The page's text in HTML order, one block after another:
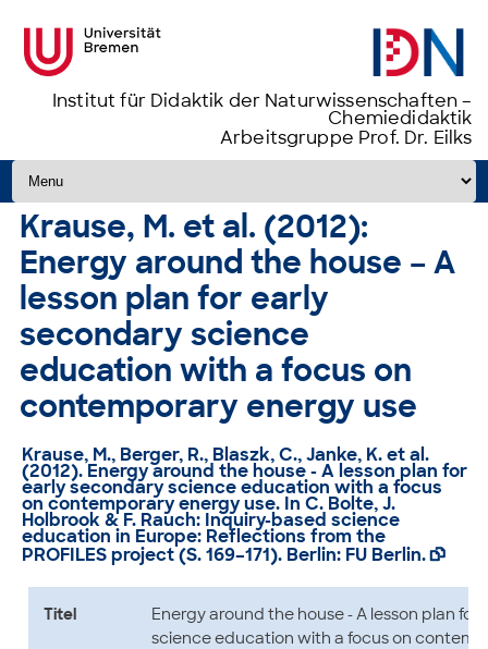
Institut für Didaktik der Naturwissenschaften –
Chemiedidaktik
Arbeitsgruppe Prof. Dr. Eilks
Zum Inhalt springen
Krause, M. et al. (2012):
Energy around the house – A
lesson plan for early
secondary science
education with a focus on
contemporary energy use
Krause, M., Berger, R., Blaszk, C., Janke, K. et al.
(2012).Energy around the house - A lesson plan for
early secondary science education with a focus
on contemporary energy use. In C. Bolte, J.
Holbrook & F. Rauch: Inquiry-based science
education in Europe: Reflections from the
PROFILES project (S. 169–171). Berlin: FU Berlin. 
Titel
Energy around the house - A lesson plan
science education with a focus on